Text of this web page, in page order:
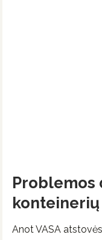
konteinerių
Anot VASA